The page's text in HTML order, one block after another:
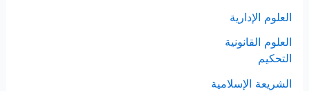
العلوم الإدارية
العلوم القانونية
التحكيم
الشريعة الإسلامية